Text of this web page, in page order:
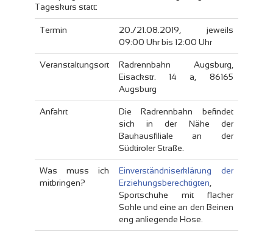
Tageskurs statt:
Termin
20./21.08.2019, jeweils
09:00 Uhr bis 12:00 Uhr
Veranstaltungsort
Radrennbahn Augsburg,
Eisackstr. 14 a, 86165
Augsburg
Anfahrt
Die Radrennbahn befindet
sich in der Nähe der
Bauhausfiliale an der
Südtiroler Straße.
Was muss ich
mitbringen?
Einverständniserklärung der
Erziehungsberechtigten
Sportschuhe mit flacher
Sohle und eine an den Beinen
eng anliegende Hose.